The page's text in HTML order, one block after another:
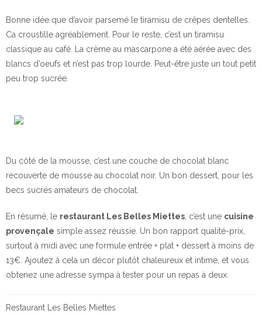
Bonne idée que d’avoir parsemé le tiramisu de crêpes dentelles.
Ca croustille agréablement. Pour le reste, c’est un tiramisu
classique au café. La crème au mascarpone a été aérée avec des
blancs d’oeufs et n’est pas trop lourde. Peut-être juste un tout petit
peu trop sucrée.
Du côté de la mousse, c’est une couche de chocolat blanc
recouverte de mousse au chocolat noir. Un bon dessert, pour les
becs sucrés amateurs de chocolat.
En résumé, le restaurant Les Belles Miettes , c’est une cuisine
provençale simple assez réussie. Un bon rapport qualité-prix,
surtout à midi avec une formule entrée + plat + dessert à moins de
13€. Ajoutez à cela un décor plutôt chaleureux et intime, et vous
obtenez une adresse sympa à tester pour un repas à deux.
Restaurant Les Belles Miettes